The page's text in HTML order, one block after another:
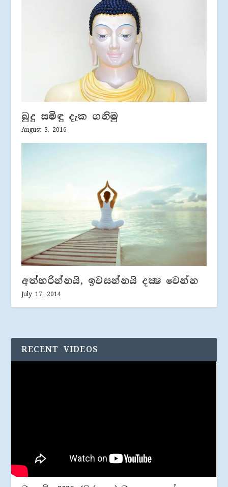
බුදු සමිඳු දැක ගනිමු
August 3, 2016
අත්හරින්නයි, ඉවසන්නයි දක්‍ෂ වෙන්න
July 17, 2014
RECENT VIDEOS